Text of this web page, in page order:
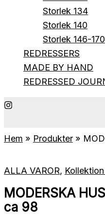
Storlek 134
Storlek 140
Storlek 146-170
REDRESSERS
MADE BY HAND
REDRESSED
Hem Produkter
ALLA VAROR,
MODERSKA
ca 98